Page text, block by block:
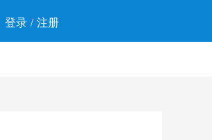
登录 / 注册